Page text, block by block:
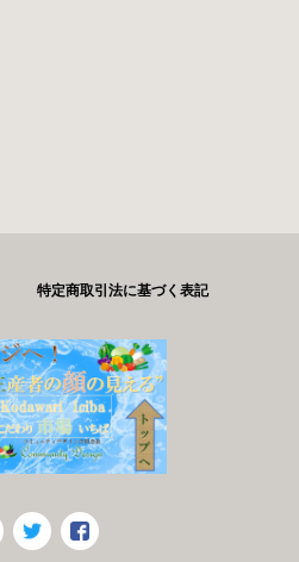
特定商取引法に基づく表記